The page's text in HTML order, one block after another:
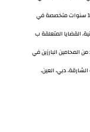
للمحاماة في الإمارات، محام عام بخبرة أكثر من 10 سنوات متخصصة في
القضايا المتعلقة ب
المحامين البارزين في
دبي، العين،